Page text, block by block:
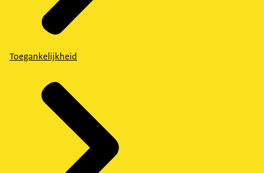
Toegankelijkheid